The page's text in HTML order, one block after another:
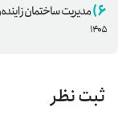
مدیریت ساختمان
۱۴۰۵
ثبت نظر